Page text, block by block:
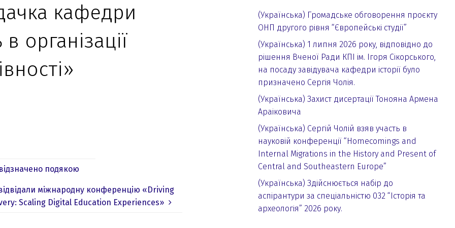
кафедри
в організації
подякою
міжнародну конференцію «Driving
Scaling Digital Education Experiences»
(Українська) Громадське обговорення проєкту
ОНП другого рівня “Європейські студії”
(Українська) 1 липня 2026 року, відповідно до
рішення Вченої Ради КПІ ім. Ігоря Сікорського,
на посаду завідувача кафедри історії було
призначено Сергія Чолія.
(Українська) Захист дисертації Тонояна Армена
Араіковича
(Українська) Сергій Чолій взяв участь в
науковій конференції “Homecomings and
Internal Migrations in the History and Present of
Central and Southeastern Europe”
(Українська) Здійснюється набір до
аспірантури за спеціальністю 032 “Історія та
археологія” 2026 року.